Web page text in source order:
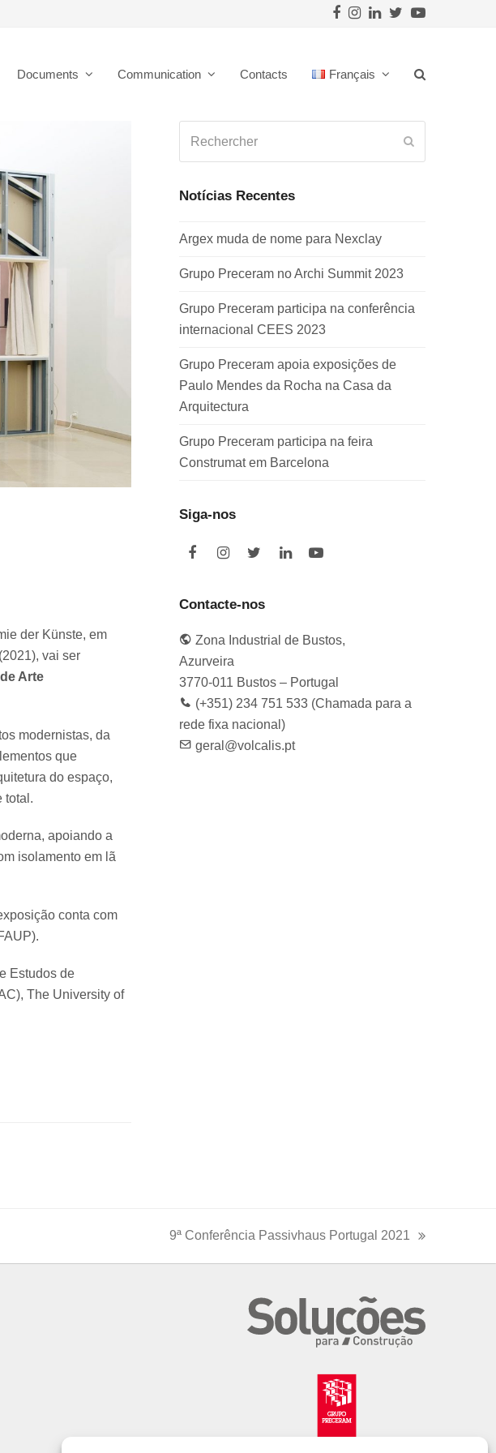
Facebook
Instagram
LinkedIn
Twitter
Documents Communication Contacts Français
der Künste, em
vai ser
Arte
modernistas, da
que
do espaço,
total.
apoiando a
isolamento em lã
conta com
Estudos de
The University of
Notícias Recentes
Argex muda de nome para Nexclay
Grupo Preceram no Archi Summit 2023
Grupo Preceram participa na conferência
internacional CEES 2023
Grupo Preceram apoia exposições de
Paulo Mendes da Rocha na Casa da
Arquitectura
Grupo Preceram participa na feira
Construmat em Barcelona
Siga-nos
F
e
o
o
k
I
t
g
r
a
m
T
t
e
r
L
d
I
Y
e
Contacte-nos
Zona Industrial de Bustos,
Azurveira
3770-011 Bustos – Portugal
(+351) 234 751 533 (Chamada para a
rede fixa nacional)
geral@volcalis.pt
post:
9ª Conferência Passivhaus Portugal 2021